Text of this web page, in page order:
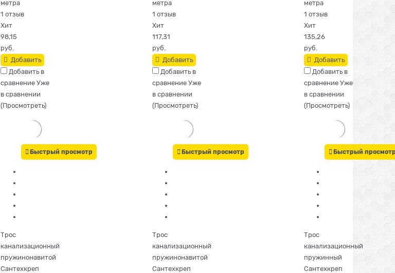
метра
1 отзыв
Хит
98,15
руб.
Добавить
Добавить в
сравнение Уже
в сравнении
(Просмотреть)
метра
1 отзыв
Хит
117,31
руб.
Добавить
Добавить в
сравнение Уже
в сравнении
(Просмотреть)
метра
1 отзыв
Хит
135,26
руб.
Добавить
Добавить в
сравнение Уже
в сравнении
(Просмотреть)
Быстрый просмотр
Трос
канализационный
пружинонавитой
Сантехкреп
Быстрый просмотр
Трос
канализационный
пружинонавитой
Сантехкреп
Быстрый
Трос
канализационный
пружинный
Сантехкреп